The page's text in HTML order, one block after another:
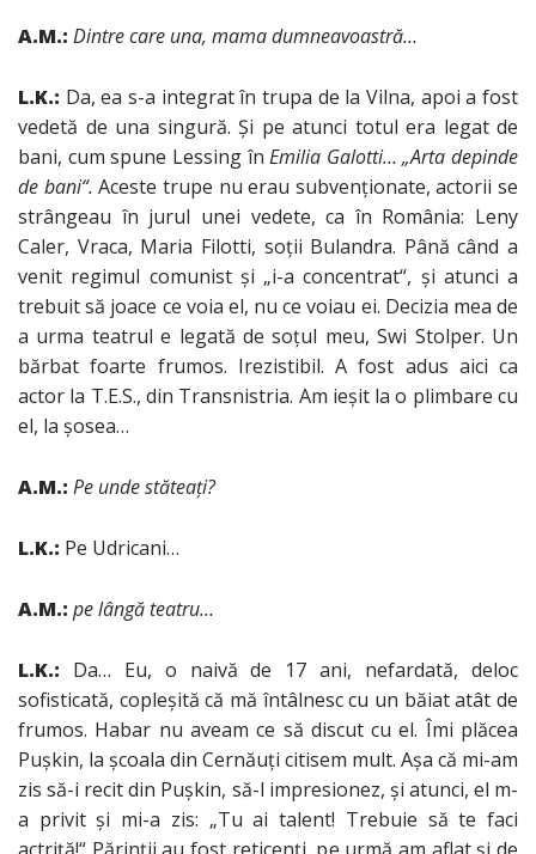
A.M.: Dintre care una, mama dumneavoastră…
L.K.: Da, ea s-a integrat în trupa de la Vilna, apoi a fost
vedetă de una singură. Şi pe atunci totul era legat de
bani, cum spune Lessing înEmilia Galotti… „Arta depinde
de bani“.Aceste trupe nu erau subvenţionate, actorii se
strângeau în jurul unei vedete, ca în România: Leny
Caler, Vraca, Maria Filotti, soţii Bulandra. Până când a
venit regimul comunist şi „i-a concentrat“, şi atunci a
trebuit să joace ce voia el, nu ce voiau ei. Decizia mea de
a urma teatrul e legată de soţul meu, Swi Stolper. Un
bărbat foarte frumos. Irezistibil. A fost adus aici ca
actor la T.E.S., din Transnistria. Am ieşit la o plimbare cu
el, la şosea…
A.M.: Pe unde stăteaţi?
L.K.: Pe Udricani…
A.M.: pe lângă teatru…
L.K.: Da… Eu, o naivă de 17 ani, nefardată, deloc
sofisticată, copleşită că mă întâlnesc cu un băiat atât de
frumos. Habar nu aveam ce să discut cu el. Îmi plăcea
Puşkin, la şcoala din Cernăuţi citisem mult. Aşa că mi-am
zis să-i recit din Puşkin, să-l impresionez, şi atunci, el m-
a privit şi mi-a zis: „Tu ai talent! Trebuie să te faci